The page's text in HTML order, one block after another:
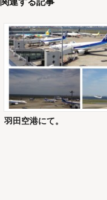
羽田空港にて。